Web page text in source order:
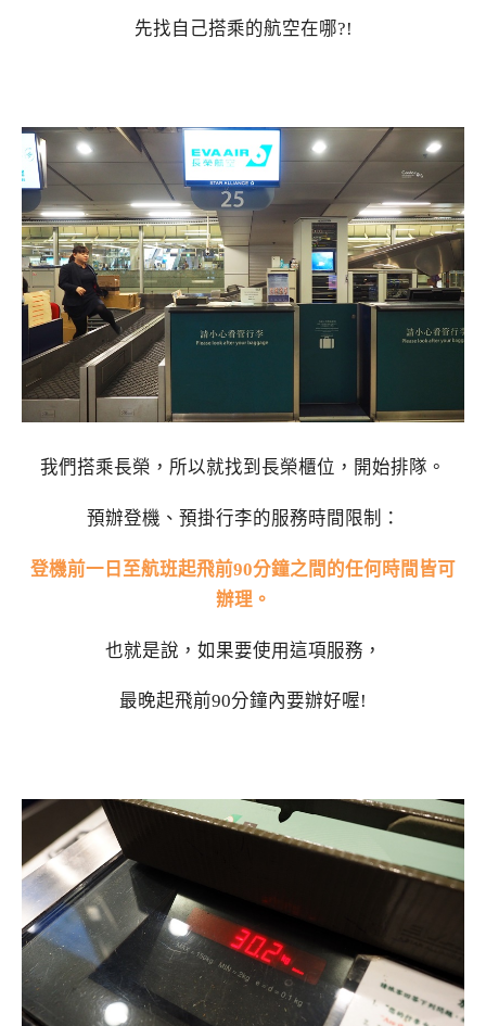
先找自己搭乘的航空在哪?!
我們搭乘長榮，所以就找到長榮櫃位，開始排隊。
預辦登機、預掛行李的服務時間限制：
登機前一日至航班起飛前90分鐘之間的任何時間皆可
辦理。
也就是說，如果要使用這項服務，
最晚起飛前90分鐘內要辦好喔!